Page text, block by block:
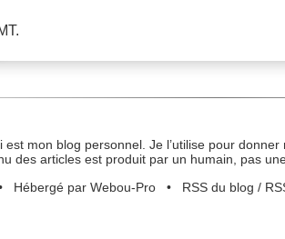
est mon blog personnel. Je l’utilise pour
des articles est produit par un humain, pas
Hébergé par Webou-Pro• RSS du blog /